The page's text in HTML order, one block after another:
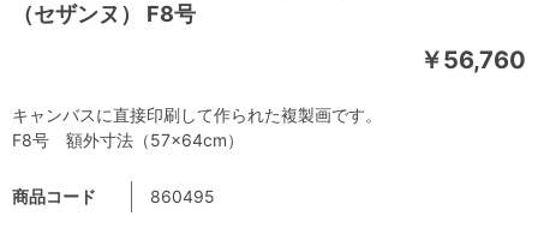
（セザンヌ） F8号
￥56,760
商品コード 860495
キャンバスに直接印刷して作られた複製画です。
F8号 額外寸法（57×64cm）